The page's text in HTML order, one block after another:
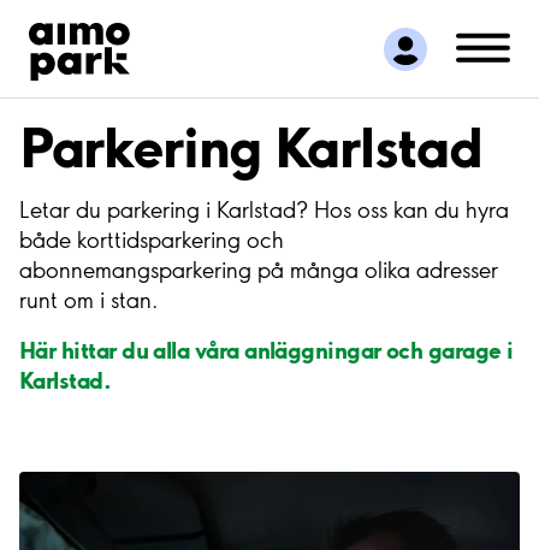
Hitta parkering
Samarbete
Kundservice
Om Aimo Park
Parkering Karlstad
Letar du parkering i Karlstad? Hos oss kan du hyra
både korttidsparkering och
abonnemangsparkering på många olika adresser
runt om i stan.
Här hittar du alla våra anläggningar och garage i
Karlstad.